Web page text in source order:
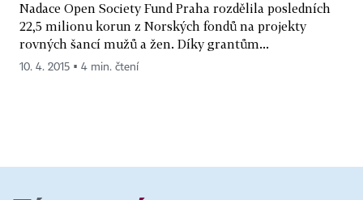
Nadace Open Society Fund Praha rozdělila posledních
22,5 milionu korun z Norských fondů na projekty
rovných šancí mužů a žen. Díky grantům...
10. 4. 2015 ▪ 4 min. čtení